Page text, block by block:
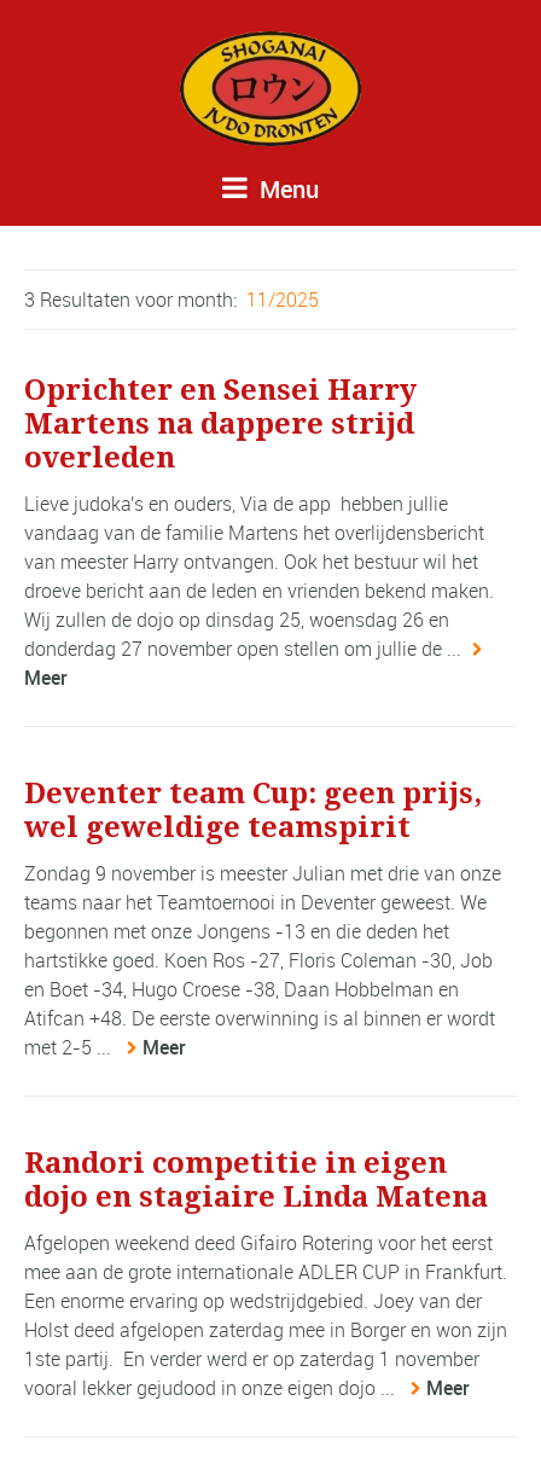
Menu
3 Resultaten voormonth: 11/2025
Oprichter en Sensei Harry
Martens na dappere strijd
overleden
Lieve judoka's en ouders, Via de app hebben jullie
vandaag van de familie Martens het overlijdensbericht
van meester Harry ontvangen. Ook het bestuur wil het
droeve bericht aan de leden en vrienden bekend maken.
Wij zullen de dojo op dinsdag 25, woensdag 26 en
donderdag 27 november open stellen om jullie de ...
Meer
Deventer team Cup: geen prijs,
wel geweldige teamspirit
Zondag 9 november is meester Julian met drie van onze
teams naar het Teamtoernooi in Deventer geweest. We
begonnen met onze Jongens -13 en die deden het
hartstikke goed. Koen Ros -27, Floris Coleman -30, Job
en Boet -34, Hugo Croese -38, Daan Hobbelman en
Atifcan +48. De eerste overwinning is al binnen er wordt
met 2-5 ...
Meer
Randori competitie in eigen
dojo en stagiaire Linda Matena
Afgelopen weekend deed Gifairo Rotering voor het eerst
mee aan de grote internationale ADLER CUP in Frankfurt.
Een enorme ervaring op wedstrijdgebied. Joey van der
Holst deed afgelopen zaterdag mee in Borger en won zijn
1ste partij. En verder werd er op zaterdag 1 november
vooral lekker gejudood in onze eigen dojo ...
Meer